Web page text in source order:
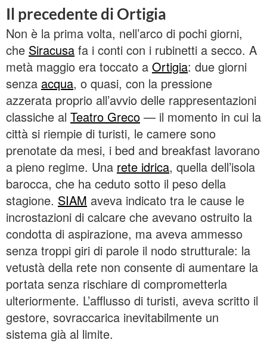
Il precedente di Ortigia
Non è la prima volta, nell’arco di pochi giorni,
che Siracusa fa i conti con i rubinetti a secco. A
metà maggio era toccato a Ortigia: due giorni
senza acqua, o quasi, con la pressione
azzerata proprio all’avvio delle rappresentazioni
classiche al Teatro Greco — il momento in cui la
città si riempie di turisti, le camere sono
prenotate da mesi, i bed and breakfast lavorano
a pieno regime. Una rete idrica, quella dell’isola
barocca, che ha ceduto sotto il peso della
stagione. SIAM aveva indicato tra le cause le
incrostazioni di calcare che avevano ostruito la
condotta di aspirazione, ma aveva ammesso
senza troppi giri di parole il nodo strutturale: la
vetustà della rete non consente di aumentare la
portata senza rischiare di comprometterla
ulteriormente. L’afflusso di turisti, aveva scritto il
gestore, sovraccarica inevitabilmente un
sistema già al limite.